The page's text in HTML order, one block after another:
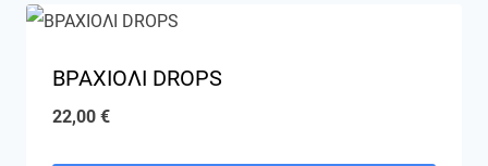
ΒΡΑΧΙΟΛΙ DROPS
22,00 €